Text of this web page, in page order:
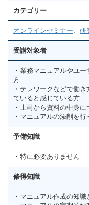
カテゴリー
オンラインセミナー 研
受講対象者
・業務マニュアルやユ
方
・テレワークなどで働
ていると感じている方
・上司から資料の中身
・マニュアルの添削を
予備知識
・特に必要ありません
修得知識
・マニュアル作成の知